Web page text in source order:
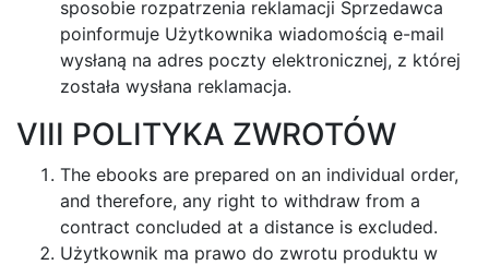
sposobie rozpatrzenia reklamacji Sprzedawca
poinformuje Użytkownika wiadomością e-mail
wysłaną na adres poczty elektronicznej, z której
została wysłana reklamacja.
VIII POLITYKA ZWROTÓW
The ebooks are prepared on an individual order,
and therefore, any right to withdraw from a
contract concluded at a distance is excluded.
Użytkownik ma prawo do zwrotu produktu w